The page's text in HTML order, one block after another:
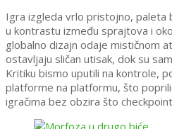
Igra izgleda vrlo pristojno, paleta
u kontrastu između sprajtova i
globalno dizajn odaje mističnom
ostavljaju sličan utisak, dok su
Kritiku bismo uputili na kontrole,
platforme na platformu, što
igračima bez obzira što